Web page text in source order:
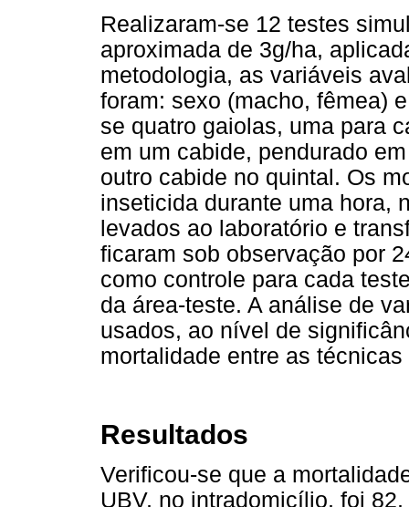
Realizaram-se 12 testes
aproximada de 3g/ha,
metodologia, as variáveis
foram: sexo (macho, fêmea)
se quatro gaiolas, uma para
em um cabide, pendurado
outro cabide no quintal. Os
inseticida durante uma hora,
levados ao laboratório e
ficaram sob observação por
como controle para cada
da área-teste. A análise de
usados, ao nível de
mortalidade entre as
Resultados
Verificou-se que a
UBV, no intradomicílio, foi